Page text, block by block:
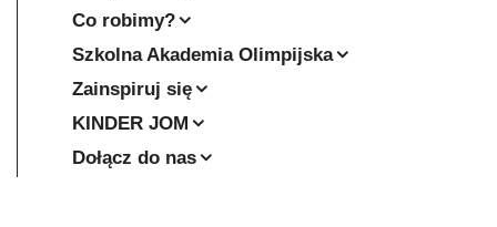
Co robimy?
Szkolna Akademia Olimpijska
Zainspiruj się
KINDER JOM
Dołącz do nas